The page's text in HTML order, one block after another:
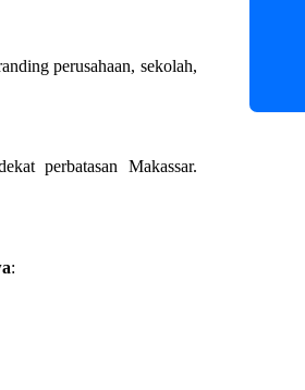
perusahaan, sekolah,
perbatasan Makassar.
: